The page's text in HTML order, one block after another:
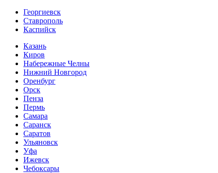
Георгиевск
Ставрополь
Каспийск
Казань
Киров
Набережные Челны
Нижний Новгород
Оренбург
Орск
Пенза
Пермь
Самара
Саранск
Саратов
Ульяновск
Уфа
Ижевск
Чебоксары